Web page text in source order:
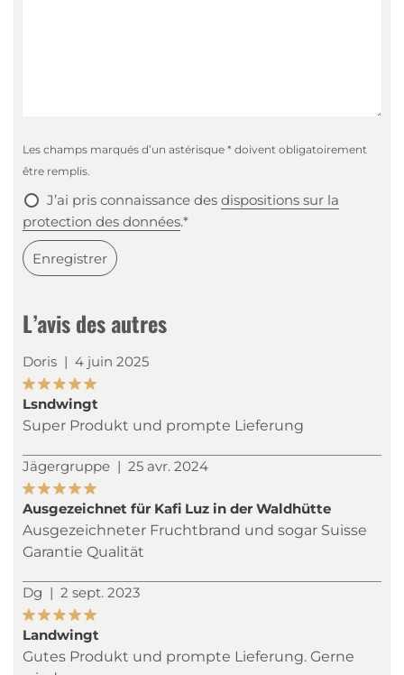
L’avis des autres
Doris | 4 juin 2025
Lsndwingt
Super Produkt und prompte Lieferung
Jägergruppe | 25 avr. 2024
Ausgezeichnet für Kafi Luz in der Waldhütte
Ausgezeichneter Fruchtbrand und sogar Suisse
Garantie Qualität
Dg | 2 sept. 2023
Landwingt
Gutes Produkt und prompte Lieferung. Gerne
Les champs marqués d’un astérisque * doivent obligatoirement
être remplis.
J’ai pris connaissance des dispositions sur la
protection des données.*
Enregistrer